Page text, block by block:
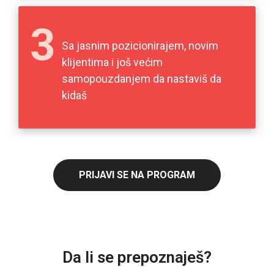
Sa jasnim pozicionirajem, novim
klijentima i još većim
samopouzdanjem da nastaviš da
kidaš
PRIJAVI SE NA PROGRAM
Da li se prepoznaješ?